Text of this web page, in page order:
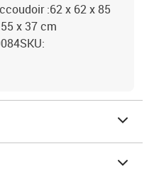
:62 x 62 x 85
x 37 cm